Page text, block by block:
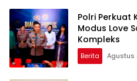
Polri Perkuat
Modus Love
Kompleks
Berita Agustus